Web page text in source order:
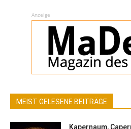
Anzeige
MEIST GELESENE BEITRÄGE
Kapernaum,